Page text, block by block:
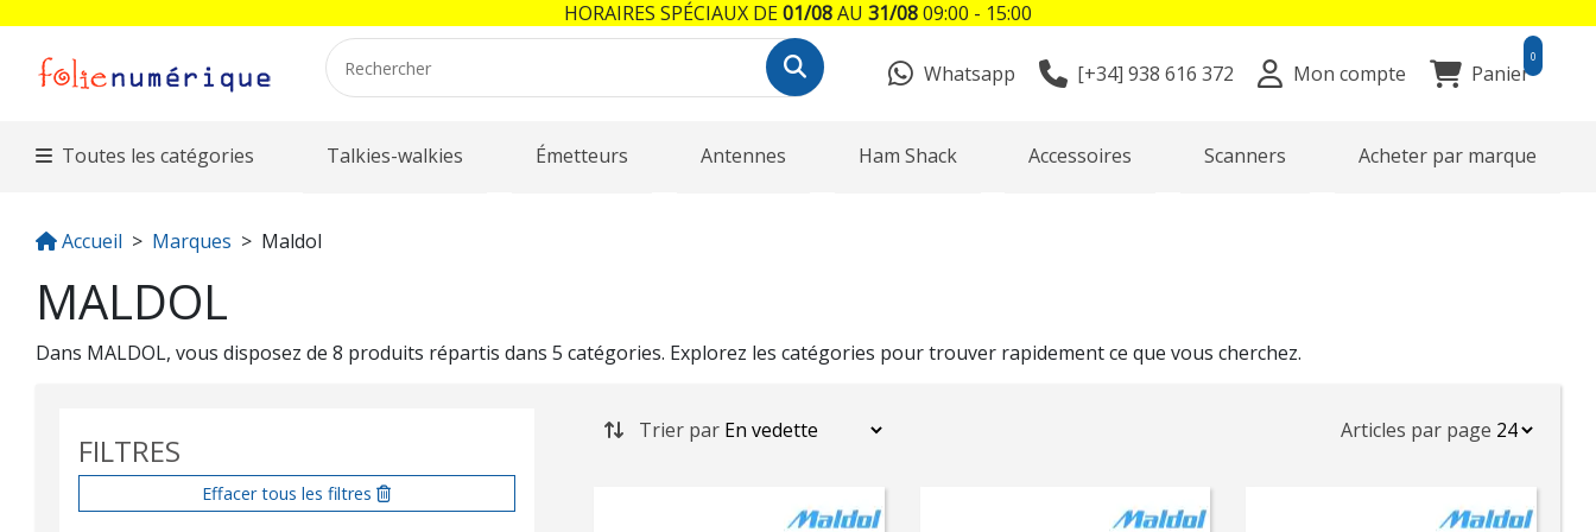
Whatsapp [+34] 938 616 372 Mon compte Panier
0
Toutes les catégories Talkies-walkies Émetteurs Antennes Ham Shack Accessoires Scanners Acheter par marque
Accueil Marques Maldol
MALDOL
Dans MALDOL, vous disposez de 8 produits répartis dans 5 catégories. Explorez les catégories pour trouver rapidement ce que vous cherchez.
FILTRES
Effacer tous les filtres
Trier par Articles par page
HORAIRES SPÉCIAUX DE01/08AU 31/0809:00 - 15:00